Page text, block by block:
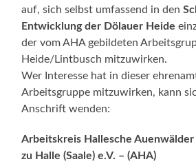
auf, sich selbst umfassend in den
Entwicklung der Dölauer Heide
der vom AHA gebildeten
Heide/Lintbusch mitzuwirken.
Wer Interesse hat in dieser
Arbeitsgruppe mitzuwirken, kann
Anschrift wenden:
Arbeitskreis Hallesche Auenwälder
zu Halle (Saale) e.V. – (AHA)